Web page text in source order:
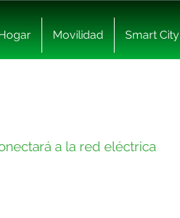
Movilidad Smart City
a la red eléctrica